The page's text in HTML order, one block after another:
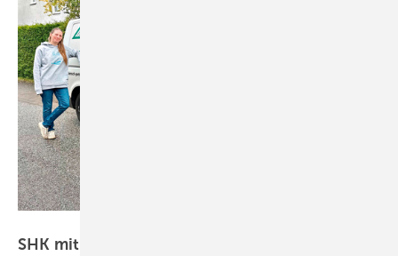
SHK mit Zukunft: Die Benschs setzen auf